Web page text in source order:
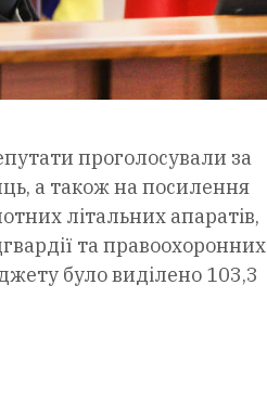
проголосували за
а також на посилення
літальних апаратів,
та правоохоронних
було виділено 103,3